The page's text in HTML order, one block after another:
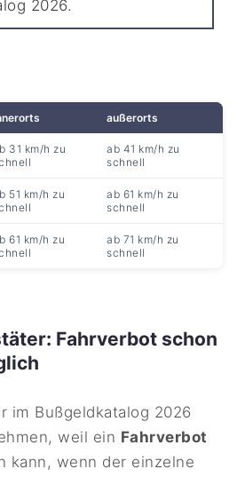
2026.
außerorts
31 km/h zu
ab 41 km/h zu
schnell
51 km/h zu
ab 61 km/h zu
schnell
61 km/h zu
ab 71 km/h zu
schnell
Fahrverbot schon
im Bußgeldkatalog 2026
weil ein Fahrverbot
kann, wenn der einzelne